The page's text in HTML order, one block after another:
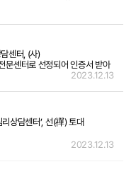
센터, (사)
문센터로 선정되어 인증서 받아
2023.12.13
상담센터’, 선(禪) 토대
2023.12.13